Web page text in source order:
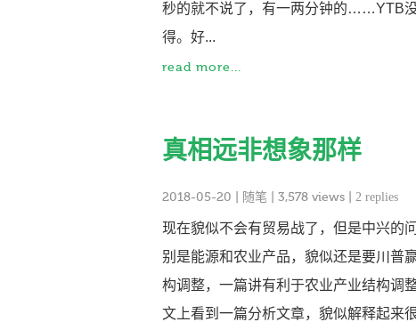
秒的就不说了，有一两分钟的……YTB
得。好...
read more...
真相远非想象那样
2018-05-20 随笔 | 3,578 views | 2 replies
现在貌似不会有贸易战了，但是中兴的
别是能源和农业产品，貌似还是要川普
构调整，一篇讲有利于农业产业结构调
文上看到一篇分析文章，貌似解释起来